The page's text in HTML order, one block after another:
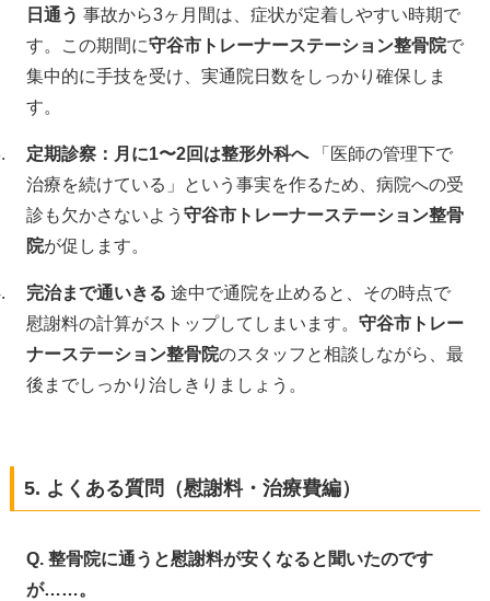
日通う 事故から3ヶ月間は、症状が定着しやすい時期で
す。この期間に守谷市トレーナーステーション整骨院で
集中的に手技を受け、実通院日数をしっかり確保しま
す。
定期診察：月に1〜2回は整形外科へ「医師の管理下で
治療を続けている」という事実を作るため、病院への受
診も欠かさないよう 守谷市トレーナーステーション整骨
院が促します。
完治まで通いきる 途中で通院を止めると、その時点で
慰謝料の計算がストップしてしまいます。 守谷市トレー
ナーステーション整骨院のスタッフと相談しながら、最
後までしっかり治しきりましょう。
5. よくある質問（慰謝料・治療費編）
Q. 整骨院に通うと慰謝料が安くなると聞いたのです
が……。